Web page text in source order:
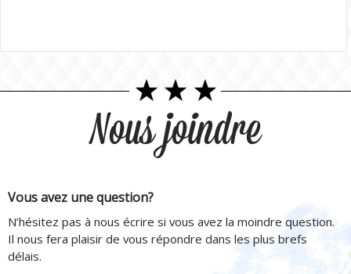
Nous joindre
Vous avez une question?
N’hésitez pas à nous écrire si vous avez la moindre question.
Il nous fera plaisir de vous répondre dans les plus brefs
délais.